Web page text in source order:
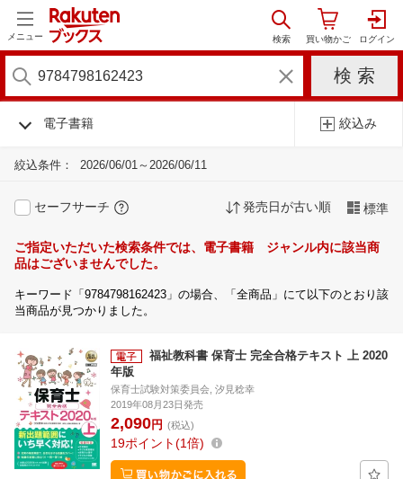
メニュー
電子書籍 絞込み
絞込条件： 2026/06/01～2026/06/11
セーフサーチ 発売日が古い順 標準
ご指定いただいた検索条件では、電子書籍 ジャンル内に該当商
品はございませんでした。
キーワード「9784798162423」の場合、「全商品」にて以下のとおり該
当商品が見つかりました。
福祉教科書 保育士 完全合格テキスト 上 2020
年版
保育士試験対策委員会, 汐見稔幸
2019年08月23日発売
2,090円 (税込)
19ポイント 1倍